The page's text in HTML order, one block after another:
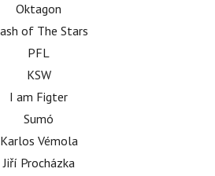
Oktagon
of The Stars
PFL
KSW
I am Figter
Sumó
Karlos Vémola
Jiří Procházka